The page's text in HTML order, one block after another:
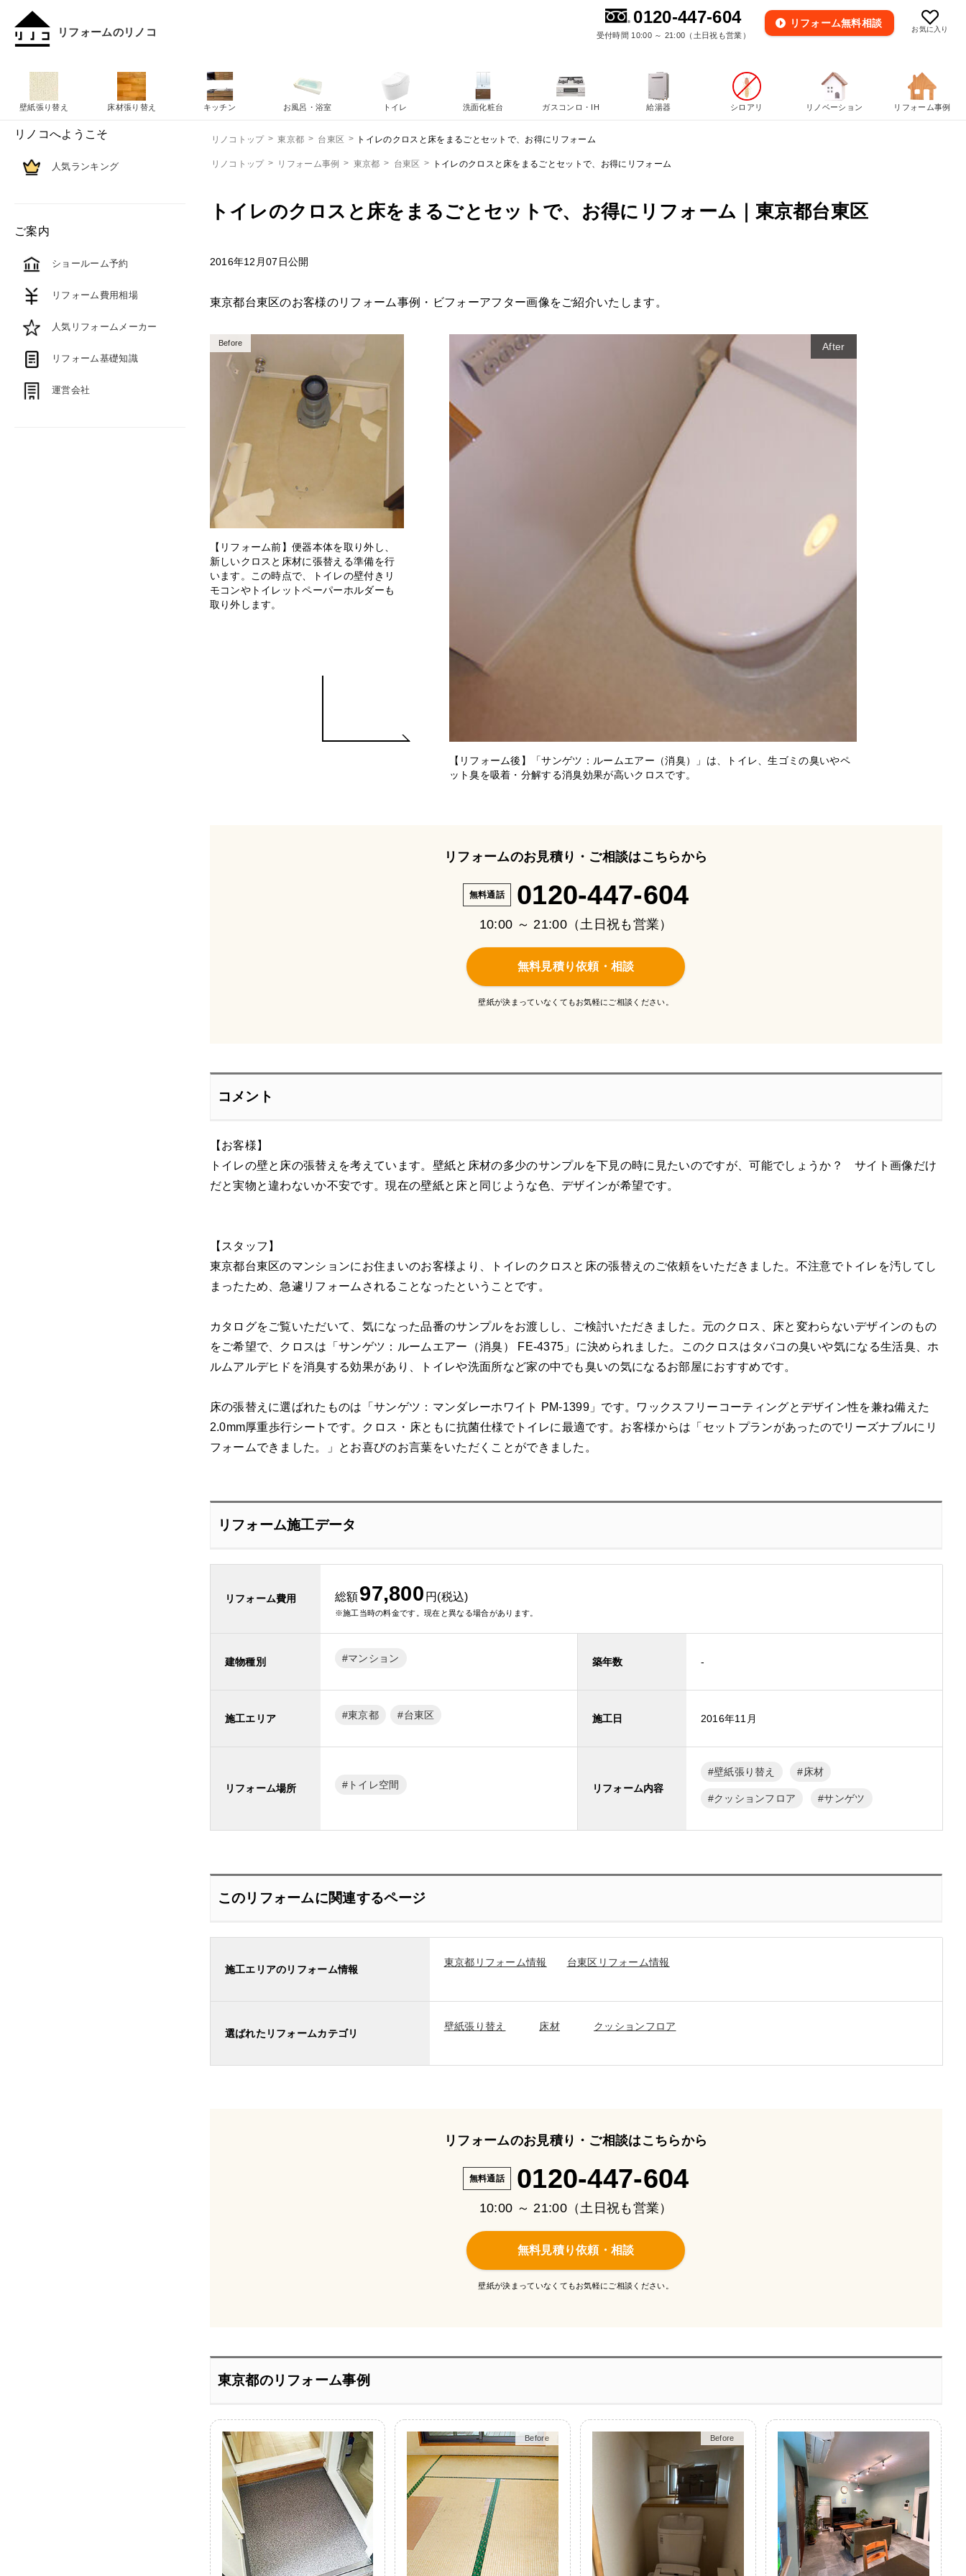
リフォームのリノコ お気に入り
0120-447-604
受付時間 10:00 ～ 21:00（土日祝も営業）
リフォーム無料相談
リノコトップ 東京都 台東区 トイレのクロスと床をまるごとセットで、お得にリフォーム
リノコトップ リフォーム事例 東京都 台東区 トイレのクロスと床をまるごとセットで、お得にリフォーム
トイレのクロスと床をまるごとセットで、お得にリフォーム｜東京都台東区
2016年12月07日公開
東京都台東区のお客様のリフォーム事例・ビフォーアフター画像をご紹介いたします。
Before
【リフォーム前】便器本体を取り外し、
新しいクロスと床材に張替える準備を行
います。この時点で、トイレの壁付きリ
モコンやトイレットペーパーホルダーも
取り外します。
After
【リフォーム後】「サンゲツ：ルームエアー（消臭）」は、トイレ、生ゴミの臭いやペ
ット臭を吸着・分解する消臭効果が高いクロスです。
リフォームのお見積り・ご相談はこちらから
無料通話 0120-447-604
10:00 ～ 21:00（土日祝も営業）
無料見積り依頼・相談
壁紙が決まっていなくてもお気軽にご相談ください。
コメント
【お客様】
トイレの壁と床の張替えを考えています。壁紙と床材の多少のサンプルを下見の時に見たいのですが、可能でしょうか？ サイト画像だけ
だと実物と違わないか不安です。現在の壁紙と床と同じような色、デザインが希望です。
【スタッフ】
東京都台東区のマンションにお住まいのお客様より、トイレのクロスと床の張替えのご依頼をいただきました。不注意でトイレを汚してし
まったため、急遽リフォームされることなったということです。
カタログをご覧いただいて、気になった品番のサンプルをお渡しし、ご検討いただきました。元のクロス、床と変わらないデザインのもの
をご希望で、クロスは「サンゲツ：ルームエアー（消臭） FE-4375」に決められました。このクロスはタバコの臭いや気になる生活臭、ホ
ルムアルデヒドを消臭する効果があり、トイレや洗面所など家の中でも臭いの気になるお部屋におすすめです。
床の張替えに選ばれたものは「サンゲツ：マンダレーホワイト PM-1399」です。ワックスフリーコーティングとデザイン性を兼ね備えた
2.0mm厚重歩行シートです。クロス・床ともに抗菌仕様でトイレに最適です。お客様からは「セットプランがあったのでリーズナブルにリ
フォームできました。」とお喜びのお言葉をいただくことができました。
リフォーム施工データ
リフォーム費用 総額97,800 円(税込)
※施工当時の料金です。現在と異なる場合があります。
建物種別 マンション 築年数 -
施工エリア 東京都 台東区 施工日 2016年11月
リフォーム場所 トイレ空間 リフォーム内容
壁紙張り替え 床材
クッションフロア サンゲツ
このリフォームに関連するページ
施工エリアのリフォーム情報
東京都リフォーム情報 台東区リフォーム情報
選ばれたリフォームカテゴリ
壁紙張り替え 床材 クッションフロア
リフォームのお見積り・ご相談はこちらから
無料通話 0120-447-604
10:00 ～ 21:00（土日祝も営業）
無料見積り依頼・相談
壁紙が決まっていなくてもお気軽にご相談ください。
東京都のリフォーム事例
Before
After Before
After
壁紙張り替え 床材張り替え キッチン お風呂・浴室 トイレ 洗面化粧台 ガスコンロ・IH 給湯器 シロアリ リノベーション リフォーム事例
リノコへようこそ
人気ランキング
ご案内
ショールーム予約
リフォーム費用相場
人気リフォームメーカー
リフォーム基礎知識
運営会社